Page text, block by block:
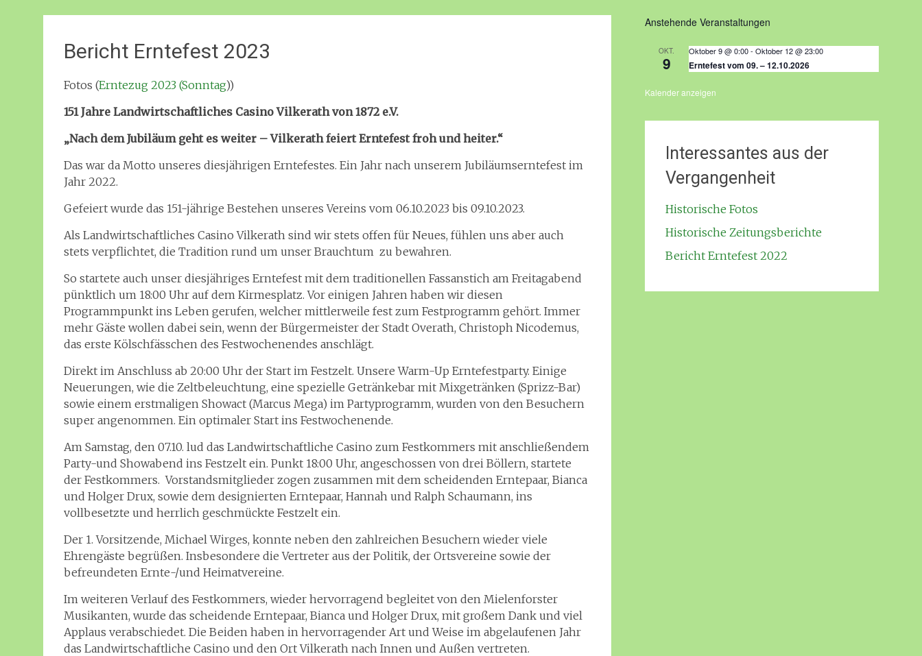
Bericht Erntefest 2023
Fotos (Erntezug 2023 (Sonntag))
151 Jahre Landwirtschaftliches Casino Vilkerath von 1872 e.V.
„Nach dem Jubiläum geht es weiter – Vilkerath feiert Erntefest froh und heiter.“
Das war da Motto unseres diesjährigen Erntefestes. Ein Jahr nach unserem Jubiläumserntefest im
Jahr 2022.
Gefeiert wurde das 151-jährige Bestehen unseres Vereins vom 06.10.2023 bis 09.10.2023.
Als Landwirtschaftliches Casino Vilkerath sind wir stets offen für Neues, fühlen uns aber auch
stets verpflichtet, die Tradition rund um unser Brauchtum zu bewahren.
So startete auch unser diesjähriges Erntefest mit dem traditionellen Fassanstich am Freitagabend
pünktlich um 18:00 Uhr auf dem Kirmesplatz. Vor einigen Jahren haben wir diesen
Programmpunkt ins Leben gerufen, welcher mittlerweile fest zum Festprogramm gehört. Immer
mehr Gäste wollen dabei sein, wenn der Bürgermeister der Stadt Overath, Christoph Nicodemus,
das erste Kölschfässchen des Festwochenendes anschlägt.
Direkt im Anschluss ab 20:00 Uhr der Start im Festzelt. Unsere Warm-Up Erntefestparty. Einige
Neuerungen, wie die Zeltbeleuchtung, eine spezielle Getränkebar mit Mixgetränken (Sprizz-Bar)
sowie einem erstmaligen Showact (Marcus Mega) im Partyprogramm, wurden von den Besuchern
super angenommen. Ein optimaler Start ins Festwochenende.
Am Samstag, den 07.10. lud das Landwirtschaftliche Casino zum Festkommers mit anschließendem
Party-und Showabend ins Festzelt ein. Punkt 18:00 Uhr, angeschossen von drei Böllern, startete
der Festkommers. Vorstandsmitglieder zogen zusammen mit dem scheidenden Erntepaar, Bianca
und Holger Drux, sowie dem designierten Erntepaar, Hannah und Ralph Schaumann, ins
vollbesetzte und herrlich geschmückte Festzelt ein.
Der 1. Vorsitzende, Michael Wirges, konnte neben den zahlreichen Besuchern wieder viele
Ehrengäste begrüßen. Insbesondere die Vertreter aus der Politik, der Ortsvereine sowie der
befreundeten Ernte-/und Heimatvereine.
Im weiteren Verlauf des Festkommers, wieder hervorragend begleitet von den Mielenforster
Musikanten, wurde das scheidende Erntepaar, Bianca und Holger Drux, mit großem Dank und viel
Applaus verabschiedet. Die Beiden haben in hervorragender Art und Weise im abgelaufenen Jahr
das Landwirtschaftliche Casino und den Ort Vilkerath nach Innen und Außen vertreten.
Anstehende Veranstaltungen
OKT.
9
Oktober 9 @ 0:00- Oktober 12 @ 23:00
Erntefest vom 09. – 12.10.2026
Kalender anzeigen
Interessantes aus der
Vergangenheit
Historische Fotos
Historische Zeitungsberichte
Bericht Erntefest 2022